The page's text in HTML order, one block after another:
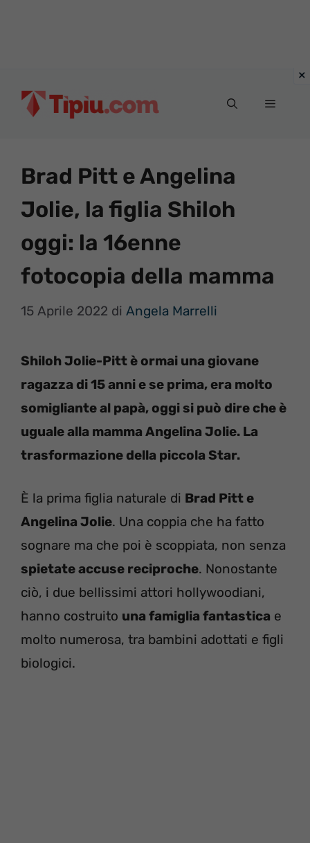
Menu
Brad Pitt e Angelina
Jolie, la figlia Shiloh
oggi: la 16enne
fotocopia della mamma
15 Aprile 2022 di Angela Marrelli
Shiloh Jolie-Pitt è ormai una giovane
ragazza di 15 anni e se prima, era molto
somigliante al papà, oggi si può dire che è
uguale alla mamma Angelina Jolie. La
trasformazione della piccola Star.
È la prima figlia naturale di Brad Pitt e
Angelina Jolie. Una coppia che ha fatto
sognare ma che poi è scoppiata, non senza
spietate accuse reciproche. Nonostante
ciò, i due bellissimi attori hollywoodiani,
hanno costruito una famiglia fantastica e
molto numerosa, tra bambini adottati e figli
biologici.